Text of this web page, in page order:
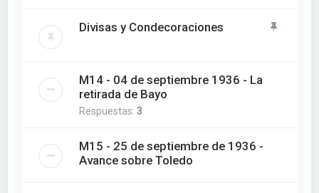
Divisas y Condecoraciones
M14 - 04 de septiembre 1936 - La
retirada de Bayo
Respuestas:3
M15 - 25 de septiembre de 1936 -
Avance sobre Toledo